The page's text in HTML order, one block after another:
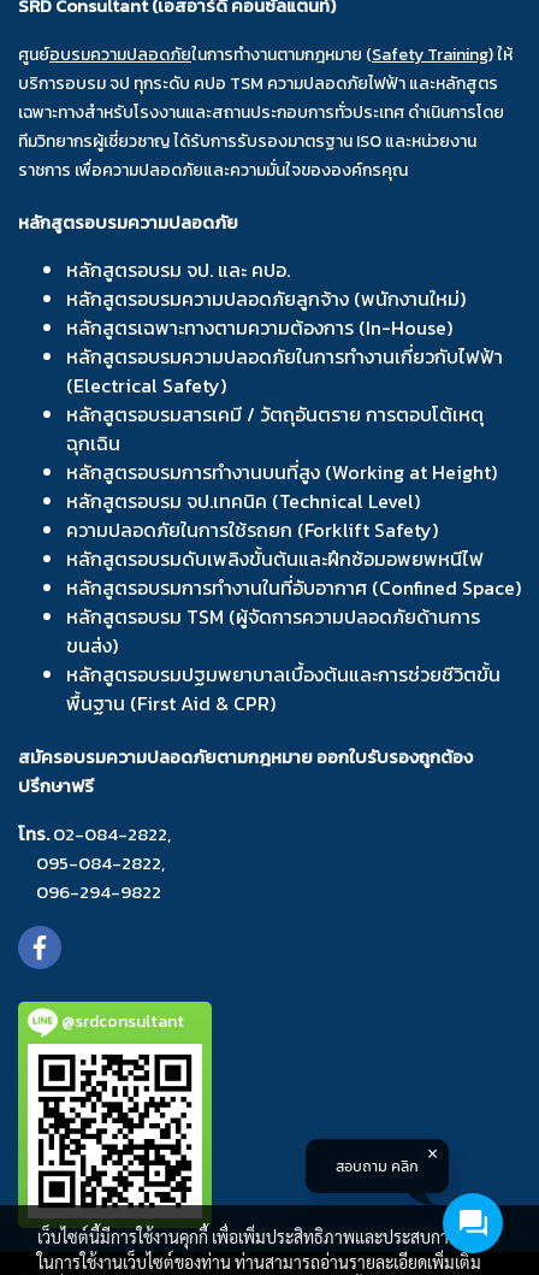
SRD Consultant (เอสอาร์ดี คอนซัลแตนท์)
ศูนย์อบรมความปลอดภัยในการทำงานตามกฎหมาย (Safety Training) ให้
บริการอบรม จป ทุกระดับ คปอ TSM ความปลอดภัยไฟฟ้า และหลักสูตร
เฉพาะทางสำหรับโรงงานและสถานประกอบการทั่วประเทศ ดำเนินการโดย
ทีมวิทยากรผู้เชี่ยวชาญ ได้รับการรับรองมาตรฐาน ISO และหน่วยงาน
ราชการ เพื่อความปลอดภัยและความมั่นใจขององค์กรคุณ
หลักสูตรอบรมความปลอดภัย
หลักสูตรอบรม จป. และ คปอ.
หลักสูตรอบรมความปลอดภัยลูกจ้าง (พนักงานใหม่)
หลักสูตรเฉพาะทางตามความต้องการ (In-House)
หลักสูตรอบรมความปลอดภัยในการทำงานเกี่ยวกับไฟฟ้า
(Electrical Safety)
หลักสูตรอบรมสารเคมี / วัตถุอันตราย การตอบโต้เหตุ
ฉุกเฉิน
หลักสูตรอบรมการทำงานบนที่สูง (Working at Height)
หลักสูตรอบรม จป.เทคนิค (Technical Level)
ความปลอดภัยในการใช้รถยก (Forklift Safety)
หลักสูตรอบรมดับเพลิงขั้นต้นและฝึกซ้อมอพยพหนีไฟ
หลักสูตรอบรมการทำงานในที่อับอากาศ (Confined Space)
หลักสูตรอบรม TSM (ผู้จัดการความปลอดภัยด้านการ
ขนส่ง)
หลักสูตรอบรมปฐมพยาบาลเบื้องต้นและการช่วยชีวิตขั้น
พื้นฐาน (First Aid & CPR)
สมัครอบรมความปลอดภัยตามกฎหมาย ออกใบรับรองถูกต้อง
ปรึกษาฟรี
โทร.02-084-2822,
095-084-2822,
096-294-9822
@srdconsultant
เว็บไซต์นี้มีการใช้งานคุกกี้ เพื่อเพิ่มประสิทธิภาพและประสบการณ์ที่ดี
ในการใช้งานเว็บไซต์ของท่าน ท่านสามารถอ่านรายละเอียดเพิ่มเติม
สอบถาม คลิก